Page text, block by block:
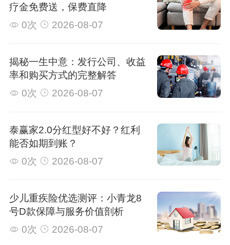
疗金免费送，保费直降
0次
2026-08-07
揭秘一生中意：发行公司、收益
率和购买方式的完整解答
0次
2026-08-07
泰赢家2.0分红型好不好？红利
能否如期到账？
0次
2026-08-07
少儿重疾险优选测评：小青龙8
号D款保障与服务价值剖析
0次
2026-08-07